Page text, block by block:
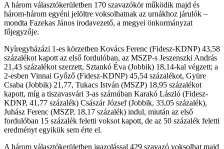
A három választókerületben 170 szavazókör működik majd és
három-három egyéni jelöltre voksolhatnak az urnákhoz járulók –
mondta Fazekas János irodavezető, a megyei önkormányzat
főjegyzője.
Nyíregyházázi 1-es körzetben Kovács Ferenc (Fidesz-KDNP) 43,58
százalékot kapott az első fordulóban, az MSZP-s Jeszenszki András
21,43 százalékot szerzett, Sztankó Éva (Jobbik) 18,14-kal végzett; a
2-esben Vinnai Győző (Fidesz-KDNP) 45,54 százalékot, Gyüre
Csaba (Jobbik) 21,77, Tukacs István (MSZP) 18,95 százalékot
kapott, míg a tiszavasvári 3-as számúban Karakó László (Fidesz-
KDNP, 41,77 százalék) Császár József (Jobbik, 33,05 százalék),
Juhász Ferenc (MSZP, 18,17 százalék) indul, miután az első
fordulóban 15 százalék feletti voksot kapott, de az 50 százalék feletti
eredményt egyikük sem érte el.
A három választókerületben igazolással 429 szavazó voksolhat majd